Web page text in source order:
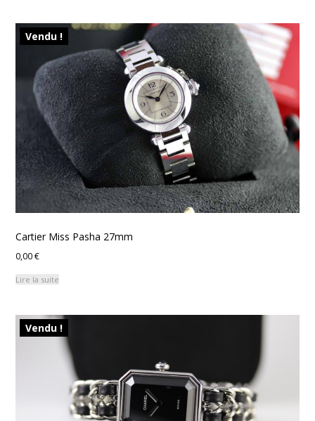
Vendu !
Cartier Miss Pasha 27mm
0,00€
Lire la suite
Vendu !